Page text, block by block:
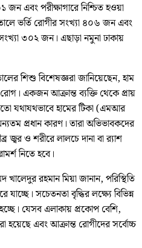
এবং পরীক্ষাগারে নিশ্চিত হওয়া
ভর্তি রোগীর সংখ্যা ৪০৬ জন এবং
৩০২ জন। এছাড়া নমুনা ঢাকায়
শিশু বিশেষজ্ঞরা জানিয়েছেন, হাম
একজন আক্রান্ত ব্যক্তি থেকে প্রায়
যথাযথভাবে হামের টিকা (এমআর
প্রধান কারণ। তারা অভিভাবকদের
জ্বর ও শরীরে লালচে দানা বা র‌্যাশ
নিতে হবে।
খালেদুর রহমান মিয়া জানান, পরিস্থিতি
যাচ্ছে। সচেতনতা বৃদ্ধির লক্ষ্যে বিভিন্ন
যেসব এলাকায় প্রকোপ বেশি,
হয়েছে এবং আক্রান্ত রোগীদের সর্বোচ্চ